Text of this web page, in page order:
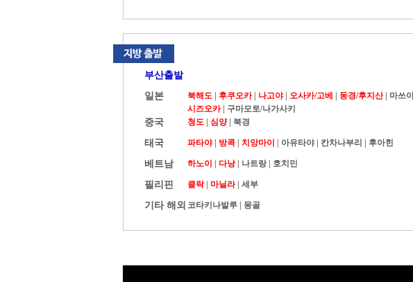
부산출발
일본
북해도 후쿠오카| 나고야| 오사카/고베 동경/후지산| 마쓰야
시즈오카| 구마모토/나가사키
중국 청도 심양| 북경
태국 파타야| 방콕 치앙마이 아유타야| 칸차나부리 후아힌
베트남 하노이 다낭| 나트랑| 호치민
필리핀 클락| 마닐라| 세부
기타 해외 코타키나발루 몽골